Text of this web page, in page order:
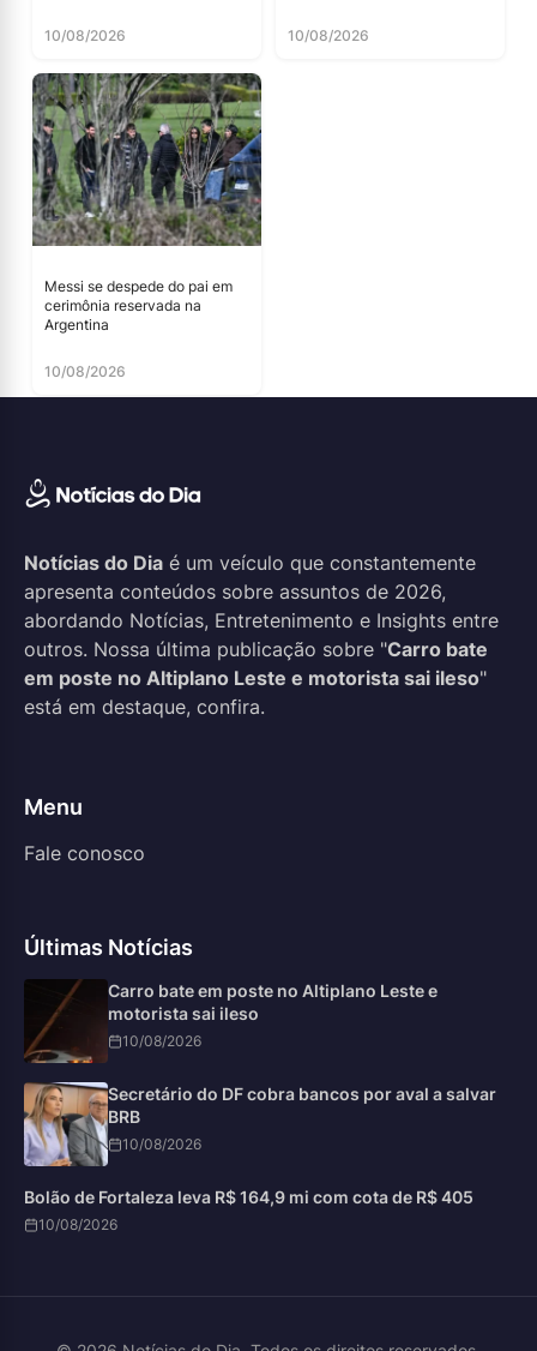
10/08/2026 10/08/2026
Messi se despede do pai em
cerimônia reservada na
Argentina
10/08/2026
Notícias do Dia é um veículo que constantemente
apresenta conteúdos sobre assuntos de 2026,
abordando Notícias, Entretenimento e Insights entre
outros. Nossa última publicação sobre "Carro bate
em poste no Altiplano Leste e motorista sai ileso"
está em destaque, confira.
Menu
Fale conosco
Últimas Notícias
Carro bate em poste no Altiplano Leste e
motorista sai ileso
10/08/2026
Secretário do DF cobra bancos por aval a salvar
BRB
10/08/2026
Bolão de Fortaleza leva R$ 164,9 mi com cota de R$ 405
10/08/2026